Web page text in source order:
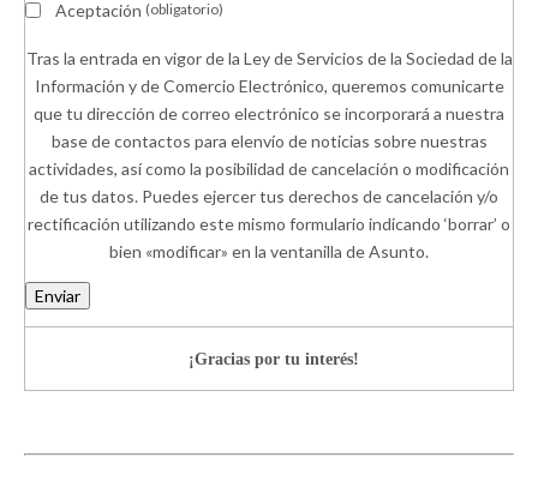
Aceptación (obligatorio)
Tras la entrada en vigor de la Ley de Servicios de la Sociedad de la
Información y de Comercio Electrónico, queremos comunicarte
que tu dirección de correo electrónico se incorporará a nuestra
base de contactos para elenvío de noticias sobre nuestras
actividades, así como la posibilidad de cancelación o modificación
de tus datos. Puedes ejercer tus derechos de cancelación y/o
rectificación utilizando este mismo formulario indicando ‘borrar’ o
bien «modificar» en la ventanilla de Asunto.
Enviar
¡Gracias por tu interés!